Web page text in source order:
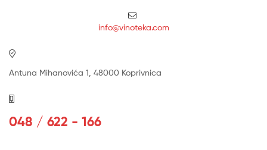
info@vinoteka.com
Antuna Mihanovića 1, 48000 Koprivnica
048 / 622 - 166